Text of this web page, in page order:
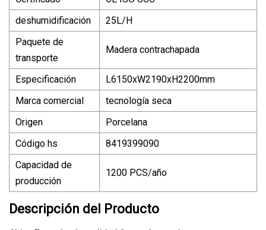
deshumidificación
25L/H
Paquete de
transporte
Madera contrachapada
Especificación
L6150xW2190xH2200mm
Marca comercial
tecnología seca
Origen
Porcelana
Código hs
8419399090
Capacidad de
producción
1200 PCS/año
Descripción del Producto